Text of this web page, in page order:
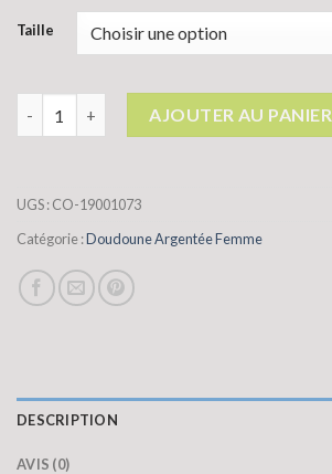
Taille
AJOUTER AU PANIER
UGS :CO-19001073
Catégorie :Doudoune Argentée Femme
DESCRIPTION
AVIS (0)